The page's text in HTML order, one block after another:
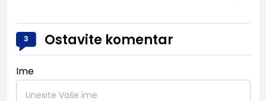
3 Ostavite komentar
Ime